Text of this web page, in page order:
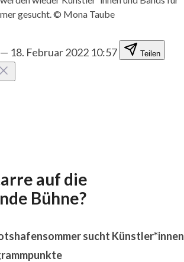
gesucht. © Mona Taube
— 18. Februar 2022 10:57 Teilen
auf die
Bühne?
sucht Künstler*innen